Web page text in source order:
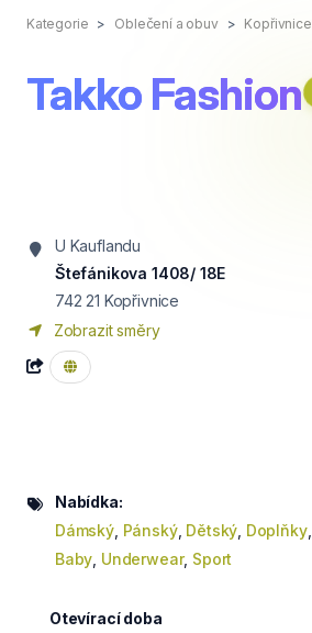
Kategorie Oblečení a obuv Kopřivnice
Takko Fashion
U Kauflandu
Štefánikova 1408/ 18E
742 21 Kopřivnice
Zobrazit směry
Nabídka:
Dámský, Pánský, Dětský Doplňky,
Baby Underwear, Sport
Otevírací doba